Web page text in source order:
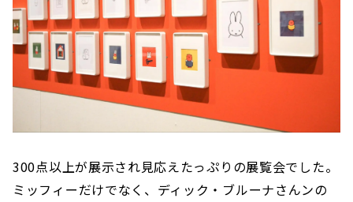
300点以上が展示され見応えたっぷりの展覧会でした。
ミッフィーだけでなく、ディック・ブルーナさんンの